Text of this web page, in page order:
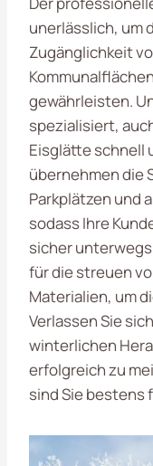
unerlässlich, um
Zugänglichkeit
gewährleisten.
spezialisiert,
Eisglätte schnell
übernehmen die
Parkplätzen und
sodass Ihre
sicher
für die streuen
Materialien, um
Verlassen Sie
winterlichen
erfolgreich zu
sind Sie bestens